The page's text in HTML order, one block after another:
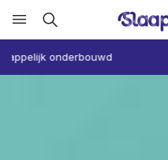
Verbetert uw